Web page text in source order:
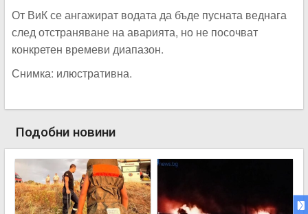
От ВиК се ангажират водата да бъде пусната веднага
след отстраняване на аварията, но не посочват
конкретен времеви диапазон.
Снимка: илюстративна.
Подобни новини